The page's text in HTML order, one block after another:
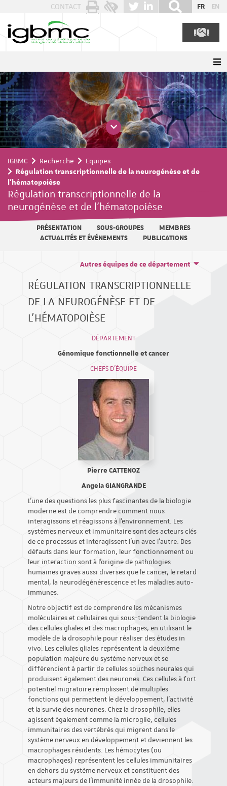
CONTACT FR EN
IGBMC Recherche
Equipes
Régulation transcriptionnelle de la neurogénèse et de
l'hématopoièse
Régulation transcriptionnelle de la
neurogénèse et de l'hématopoièse
PRÉSENTATION SOUS-GROUPES
MEMBRES
ACTUALITÉS ET ÉVÉNEMENTS
PUBLICATIONS
RÉGULATION TRANSCRIPTIONNELLE
DE LA NEUROGÉNÈSE ET DE
L'HÉMATOPOIÈSE
Autres équipes de ce département
DÉPARTEMENT
Génomique fonctionnelle et cancer
CHEFS D'ÉQUIPE
Pierre CATTENOZ
Angela GIANGRANDE
L'une des questions les plus fascinantes de la biologie
moderne est de comprendre comment nous
interagissons et réagissons à l'environnement. Les
systèmes nerveux et immunitaire sont des acteurs clés
de ce processus et interagissent l'un avec l'autre. Des
défauts dans leur formation, leur fonctionnement ou
leur interaction sont à l'origine de pathologies
humaines graves aussi diverses que le cancer, le retard
mental, la neurodégénérescence et les maladies auto-
immunes.
Notre objectif est de comprendre les mécanismes
moléculaires et cellulaires qui sous-tendent la biologie
des cellules gliales et des macrophages, en utilisant le
modèle de la drosophile pour réaliser des études in
vivo. Les cellules gliales représentent la deuxième
population majeure du système nerveux et se
différencient à partir de cellules souches neurales qui
produisent également des neurones. Ces cellules à fort
potentiel migratoire remplissent de multiples
fonctions qui permettent le développement, l'activité
et la survie des neurones. Chez la drosophile, elles
agissent également comme la microglie, cellules
immunitaires des vertébrés qui migrent dans le
système nerveux en développement et deviennent les
macrophages résidents. Les hémocytes (ou
macrophages) représentent les cellules immunitaires
en dehors du système nerveux et constituent des
acteurs majeurs de l'immunité innée de la drosophile.
Panneau de gestion des cookies